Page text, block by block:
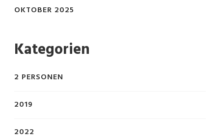
OKTOBER 2025
Kategorien
2 PERSONEN
2019
2022